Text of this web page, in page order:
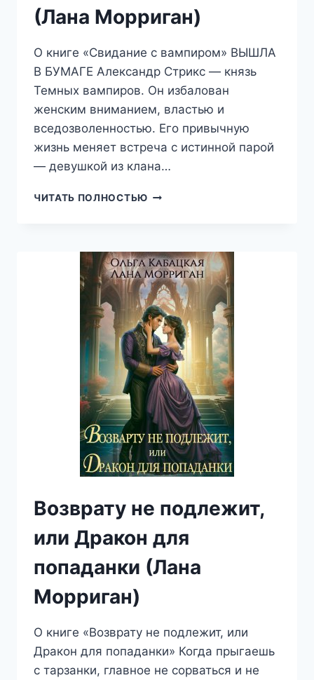
(Лана Морриган)
О книге «Свидание с вампиром» ВЫШЛА
В БУМАГЕ Александр Стрикс — князь
Темных вампиров. Он избалован
женским вниманием, властью и
вседозволенностью. Его привычную
жизнь меняет встреча с истинной парой
— девушкой из клана…
ЧИТАТЬ ПОЛНОСТЬЮ СВИДАНИЕ
МОРРИГАН)
Возврату не подлежит,
или Дракон для
попаданки (Лана
Морриган)
О книге «Возврату не подлежит, или
Дракон для попаданки» Когда прыгаешь
с тарзанки, главное не сорваться и не